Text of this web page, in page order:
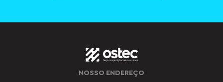
NOSSO ENDEREÇO